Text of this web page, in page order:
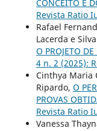
CONCEITO E
Revista Ratio
Rafael
Lacerda e
O PROJETO
4 n. 2 (2025):
Cinthya Maria
Ripardo, O
PROVAS
Revista Ratio
Vanessa